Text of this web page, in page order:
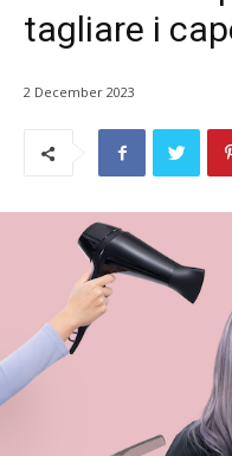
tagliare i
2 December 2023